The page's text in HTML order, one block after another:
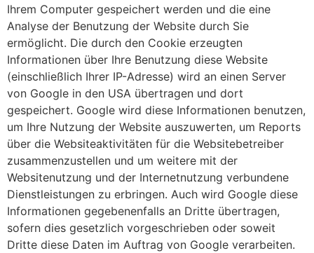
Ihrem Computer gespeichert werden und die eine
Analyse der Benutzung der Website durch Sie
ermöglicht. Die durch den Cookie erzeugten
Informationen über Ihre Benutzung diese Website
(einschließlich Ihrer IP-Adresse) wird an einen Server
von Google in den USA übertragen und dort
gespeichert. Google wird diese Informationen benutzen,
um Ihre Nutzung der Website auszuwerten, um Reports
über die Websiteaktivitäten für die Websitebetreiber
zusammenzustellen und um weitere mit der
Websitenutzung und der Internetnutzung verbundene
Dienstleistungen zu erbringen. Auch wird Google diese
Informationen gegebenenfalls an Dritte übertragen,
sofern dies gesetzlich vorgeschrieben oder soweit
Dritte diese Daten im Auftrag von Google verarbeiten.